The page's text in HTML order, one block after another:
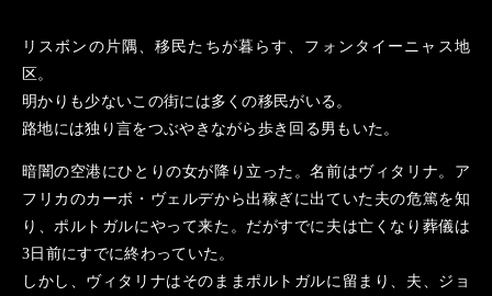
リスボンの片隅、移民たちが暮らす、フォンタイーニャス地
区。
明かりも少ないこの街には多くの移民がいる。
路地には独り言をつぶやきながら歩き回る男もいた。
暗闇の空港にひとりの女が降り立った。名前はヴィタリナ。ア
フリカのカーボ・ヴェルデから出稼ぎに出ていた夫の危篤を知
り、ポルトガルにやって来た。だがすでに夫は亡くなり葬儀は
3日前にすでに終わっていた。
しかし、ヴィタリナはそのままポルトガルに留まり、夫、ジョ